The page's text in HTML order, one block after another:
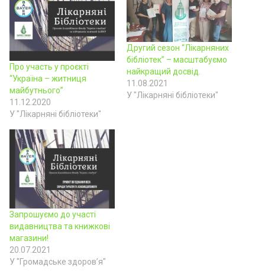
Про участь у проєкті
“Україна – житниця
майбутнього”
11.12.2020
У "Лікарняні бібліотеки"
Другий сезон “Лікарняних
бібліотек” – масштабуємо
найкращий досвід.
11.08.2021
У "Лікарняні бібліотеки"
Запрошуємо до участі
видавництва та книжкові
магазини!
20.07.2021
У "Громадське здоров’я"